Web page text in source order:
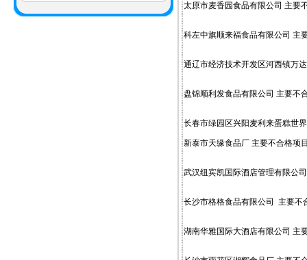
太原市麦香园食品有限公司 主要
科左中旗顺来福食品有限公司 主
通辽市经济技术开发区河西镇万
盘锦顺利发食品有限公司 主要不
长春市绿园区兴阳麦利来蛋糕世
新泰市天缘食品厂 主要不合格项
武汉纽宾凯国际酒店管理有限公
长沙市格格食品有限公司 主要不
湖南华雅国际大酒店有限公司 主